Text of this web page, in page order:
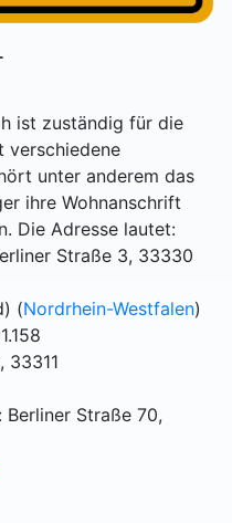
ist zuständig für die
verschiedene
unter anderem das
ihre Wohnanschrift
Die Adresse lautet:
Straße 3, 33330
(Nordrhein-Westfalen)
33311
Straße 70,